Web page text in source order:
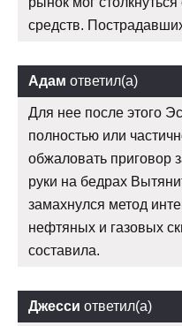
средств.
Адам ответил(а)
Для нее после этого
полностью или
обжаловать приговор
руки на бедрах
замахнулся метод
нефтяных и газовых
составила.
Джесси ответил(а)